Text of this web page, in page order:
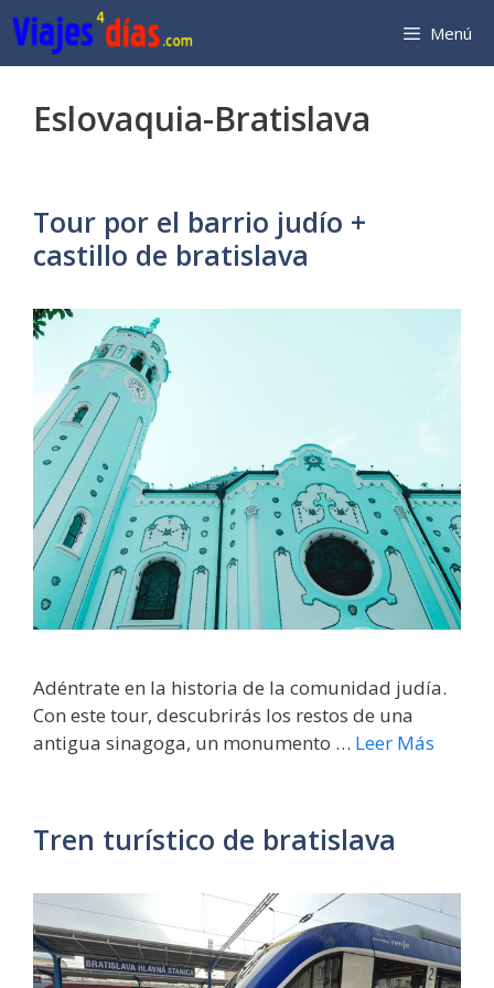
Saltar
al
contenido
Menú
Eslovaquia-Bratislava
Tour por el barrio judío +
castillo de bratislava
Adéntrate en la historia de la comunidad judía.
Con este tour, descubrirás los restos de una
antigua sinagoga, un monumento … Leer Más
Tren turístico de bratislava